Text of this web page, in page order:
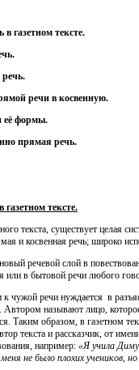
газетном тексте.
речь.
речи в косвенную.
её формы.
прямая речь.
тексте.
текста, существует целая
и косвенная речь; широко
речевой слой в
или в бытовой речи любого
чужой речи нуждается в
Автором называют лицо,
Таким образом, в газетном
текста и рассказчик, от
например: «Я учила
не было плохих учеников,